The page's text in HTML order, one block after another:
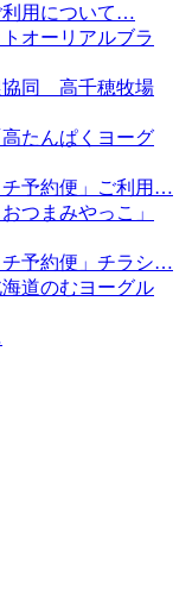
利用について…
オーリアルブラ
協同 高千穂牧場
たんぱくヨーグ
チ予約便」ご利用…
つまみやっこ」
チ予約便」チラシ…
道のむヨーグル